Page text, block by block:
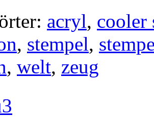
acryl, cooler
, stempel,
, welt, zeug